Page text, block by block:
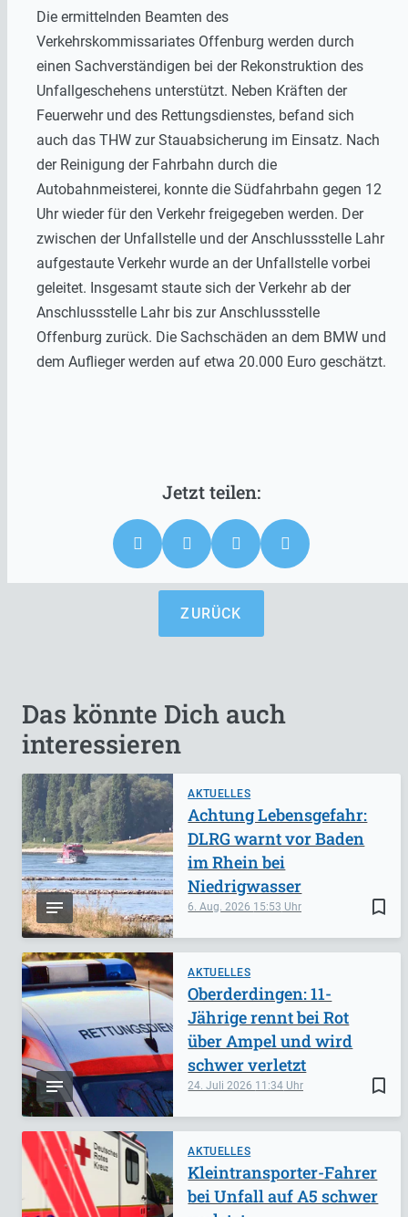
Die ermittelnden Beamten des
Verkehrskommissariates Offenburg werden durch
einen Sachverständigen bei der Rekonstruktion des
Unfallgeschehens unterstützt. Neben Kräften der
Feuerwehr und des Rettungsdienstes, befand sich
auch das THW zur Stauabsicherung im Einsatz. Nach
der Reinigung der Fahrbahn durch die
Autobahnmeisterei, konnte die Südfahrbahn gegen 12
Uhr wieder für den Verkehr freigegeben werden. Der
zwischen der Unfallstelle und der Anschlussstelle Lahr
aufgestaute Verkehr wurde an der Unfallstelle vorbei
geleitet. Insgesamt staute sich der Verkehr ab der
Anschlussstelle Lahr bis zur Anschlussstelle
Offenburg zurück. Die Sachschäden an dem BMW und
dem Auflieger werden auf etwa 20.000 Euro geschätzt.
ZURÜCK
Das könnte Dich auch
interessieren
AKTUELLES
bookmark_border
6. Aug. 2026 15:53
Achtung Lebensgefahr:
DLRG warnt vor Baden
im Rhein bei
Niedrigwasser
AKTUELLES
bookmark_border
24. Juli 2026 11:34
Oberderdingen: 11-
Jährige rennt bei Rot
über Ampel und wird
schwer verletzt
AKTUELLES
Kleintransporter-Fahrer
bei Unfall auf A5 schwer